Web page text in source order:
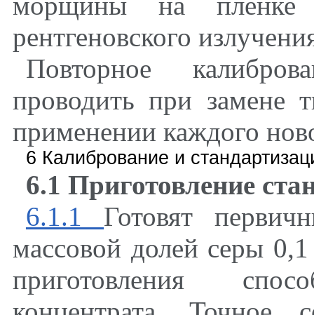
рентгеновского
Повторное
проводить при
применении каждого
6 Калибрование и
6.1 Приготовление
6.1.1 Готовят
массовой долей серы
приготовления